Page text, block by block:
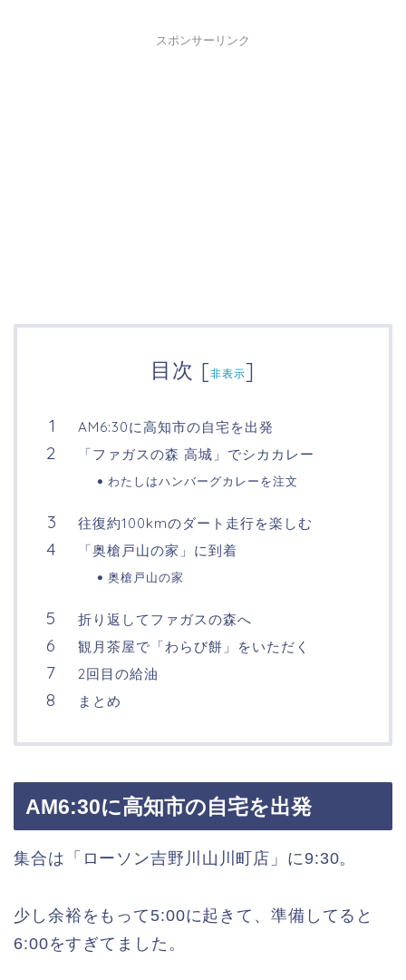
スポンサーリンク
目次 [非表示]
AM6:30に高知市の自宅を出発
「ファガスの森 高城」でシカカレー
わたしはハンバーグカレーを注文
往復約100kmのダート走行を楽しむ
「奥槍戸山の家」に到着
奥槍戸山の家
折り返してファガスの森へ
観月茶屋で「わらび餅」をいただく
2回目の給油
まとめ
AM6:30に高知市の自宅を出発
集合は「ローソン吉野川山川町店」に9:30。
少し余裕をもって5:00に起きて、準備してると
6:00をすぎてました。